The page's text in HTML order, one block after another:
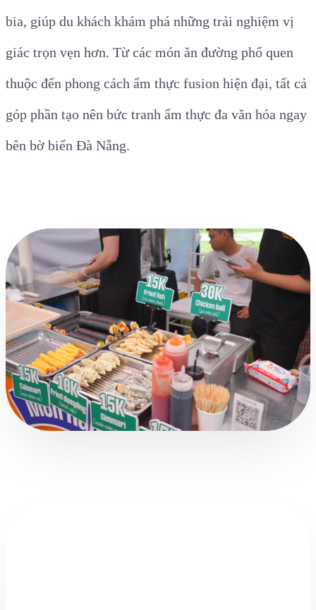
bia, giúp du khách khám phá những trải nghiệm vị
giác trọn vẹn hơn. Từ các món ăn đường phố quen
thuộc đến phong cách ẩm thực fusion hiện đại, tất cả
góp phần tạo nên bức tranh ẩm thực đa văn hóa ngay
bên bờ biển Đà Nẵng.